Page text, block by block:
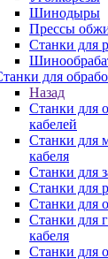
Шинодыры
Прессы
Станки для
для
Назад
Станки для
кабелей
Станки для
кабеля
Станки для
Станки для
Станки для
Станки для
кабеля
Станки для